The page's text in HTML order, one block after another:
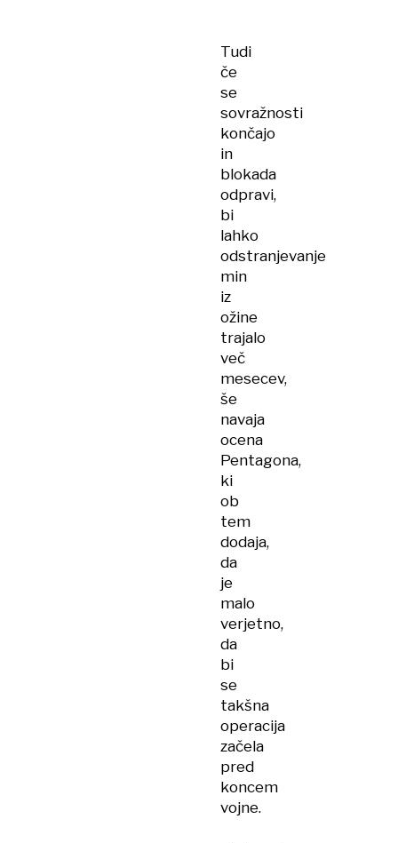
Tudi
če
se
sovražnosti
končajo
in
blokada
odpravi,
bi
lahko
odstranjevanje
min
iz
ožine
trajalo
več
mesecev,
še
navaja
ocena
Pentagona,
ki
ob
tem
dodaja,
da
je
malo
verjetno,
da
bi
se
takšna
operacija
začela
pred
koncem
vojne.